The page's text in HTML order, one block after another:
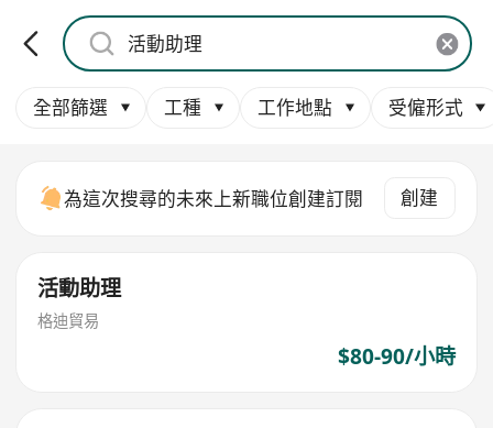
全部篩選 工種 工作地點 受僱形式
為這次搜尋的未來上新職位創建訂閱 創建
活動助理
格迪貿易
$80-90/小時